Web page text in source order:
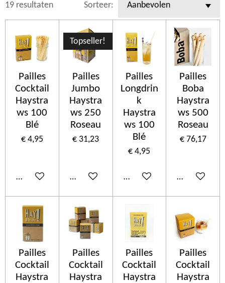
19 resultaten Sorteer:
Pailles
Cocktail
Haystra
ws 100
Blé
€ 4,95
In winkelwagen
Topseller!
Pailles
Jumbo
Haystra
ws 250
Roseau
€ 31,23
In winkelwagen
Pailles
Longdrin
k
Haystra
ws 100
Blé
€ 4,95
In winkelwagen
Pailles
Boba
Haystra
ws 500
Roseau
€ 76,17
In
Pailles
Cocktail
Haystra
Pailles
Cocktail
Haystra
Pailles
Cocktail
Haystra
Pailles
Cocktail
Haystra